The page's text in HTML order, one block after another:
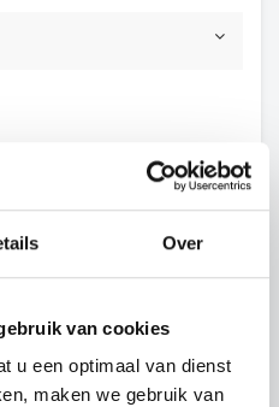
Over
van cookies
u een optimaal van dienst
maken we gebruik van